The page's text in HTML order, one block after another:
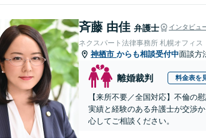
斉藤 由佳 弁護士 インタビュ
ネクスパート法律事務所 札幌オフィス
神栖市 からも相談受付中面談方
離婚裁判 料金表を
【来所不要／全国対応】不倫の
実績と経験のある弁護士が交渉
心してご相談ください。